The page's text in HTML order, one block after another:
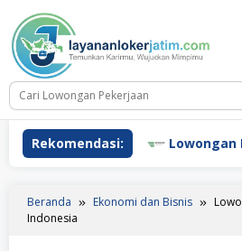
konten
Rekomendasi:
Kerja HSBC Lowongan
Beranda Ekonomi dan Bisnis
Indonesia